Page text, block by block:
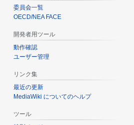
委員会一覧
OECD/NEA FACE
開発者用ツール
動作確認
ユーザー管理
リンク集
最近の更新
MediaWiki についてのヘルプ
ツール